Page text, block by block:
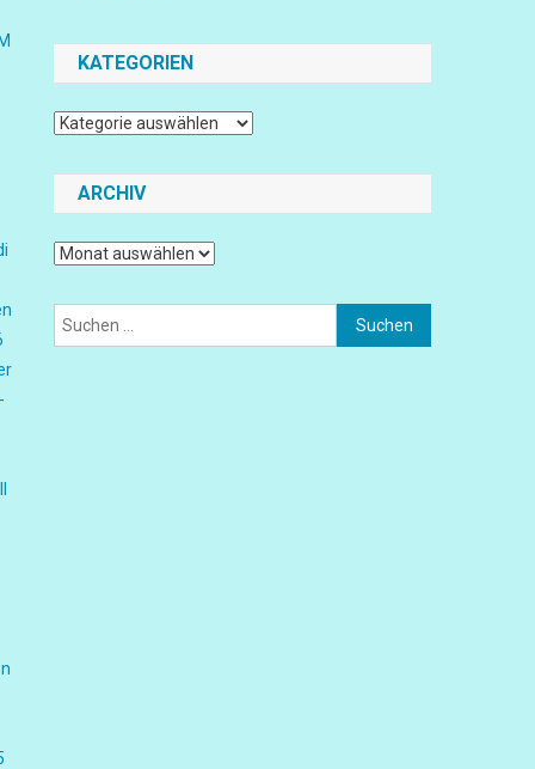
KATEGORIEN
Kategorien
ARCHIV
Archiv
Suchen
nach: